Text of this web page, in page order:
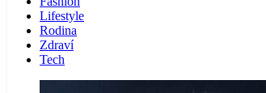
Lifestyle
Rodina
Zdraví
Tech